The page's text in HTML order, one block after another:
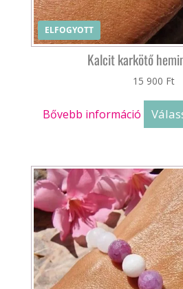
ELFOGYOTT
Kalcit karkötő
15 900 Ft
Bővebb információ